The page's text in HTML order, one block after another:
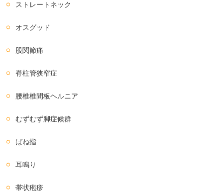
ストレートネック
オスグッド
股関節痛
脊柱管狭窄症
腰椎椎間板ヘルニア
むずむず脚症候群
ばね指
耳鳴り
帯状疱疹